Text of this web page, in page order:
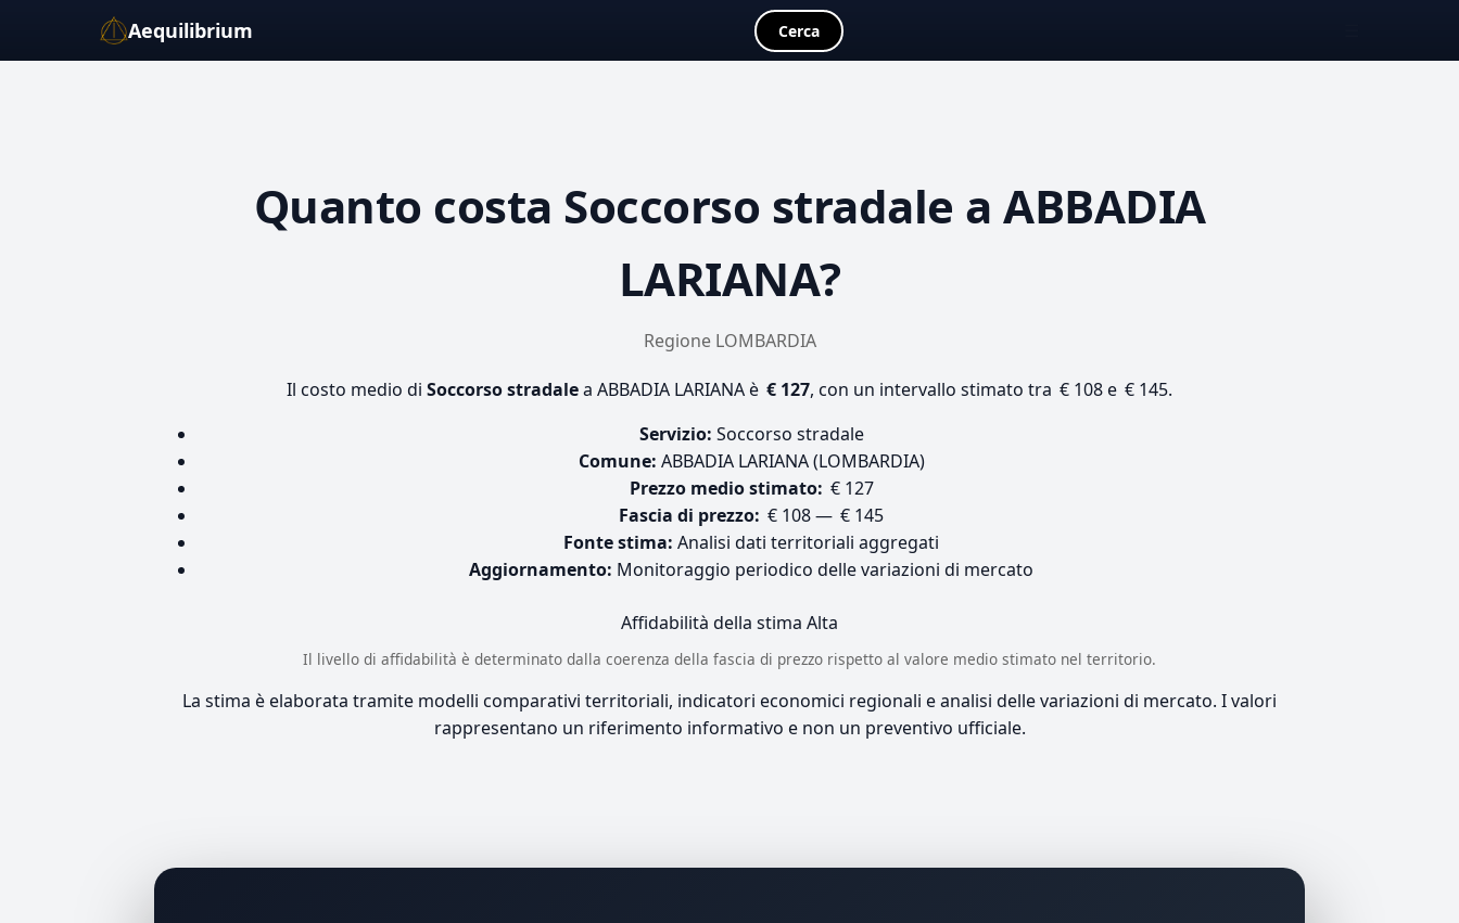
Aequilibrium Cerca
Quanto costa Soccorso stradale a ABBADIA
LARIANA?
Regione LOMBARDIA
Il costo medio di Soccorso stradalea ABBADIA LARIANA è € 127, con un intervallo stimato tra € 108 e € 145.
Servizio: Soccorso stradale
Comune: ABBADIA LARIANA (LOMBARDIA)
Prezzo medio stimato: € 127
Fascia di prezzo: € 108 — € 145
Fonte stima: Analisi dati territoriali aggregati
Aggiornamento: Monitoraggio periodico delle variazioni di mercato
Affidabilità della stima Alta
Il livello di affidabilità è determinato dalla coerenza della fascia di prezzo rispetto al valore medio stimato nel territorio.
La stima è elaborata tramite modelli comparativi territoriali, indicatori economici regionali e analisi delle variazioni di mercato. I valori
rappresentano un riferimento informativo e non un preventivo ufficiale.